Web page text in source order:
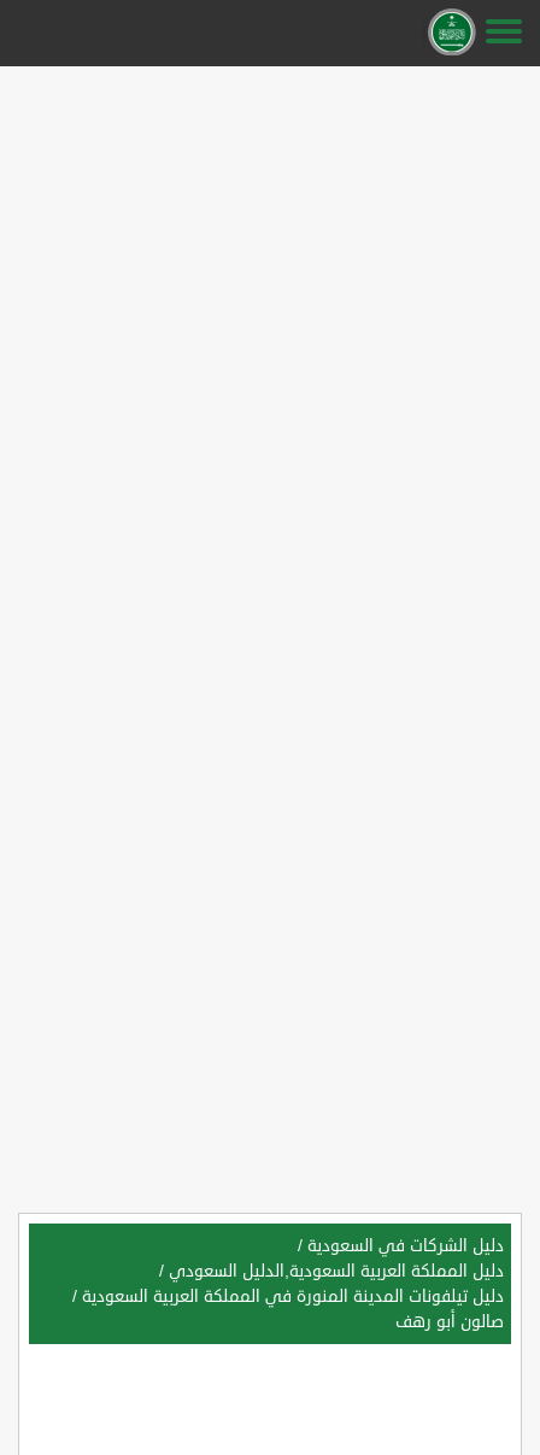
دليل الشركات في السعودية /
دليل المملكة العربية السعودية,الدليل السعودي /
دليل تيلفونات المدينة المنورة في المملكة العربية السعودية /
صالون أبو رهف